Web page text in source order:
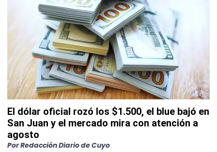
El dólar oficial rozó los $1.500, el blue bajó en
San Juan y el mercado mira con atención a
agosto
PorRedacción Diario de Cuyo